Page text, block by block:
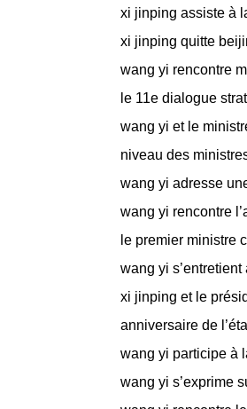
xi jinping assiste à
xi jinping quitte
wang yi rencontre
le 11e dialogue
wang yi et le
niveau des
wang yi adresse
wang yi rencontre
le premier ministre
wang yi
xi jinping et le
anniversaire de
wang yi participe à
wang yi s’exprime